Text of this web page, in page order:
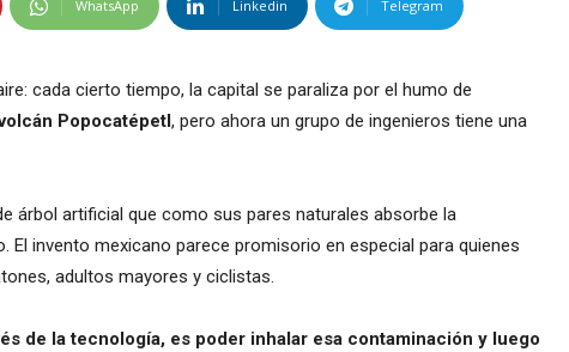
WhatsApp Linkedin Telegram
cada cierto tiempo, la capital se paraliza por el humo de
Popocatépetl, pero ahora un grupo de ingenieros tiene una
árbol artificial que como sus pares naturales absorbe la
El invento mexicano parece promisorio en especial para quienes
adultos mayores y ciclistas.
de la tecnología, es poder inhalar esa contaminación y luego